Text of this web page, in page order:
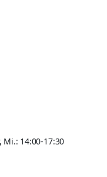
Mi.: 14:00-17:30